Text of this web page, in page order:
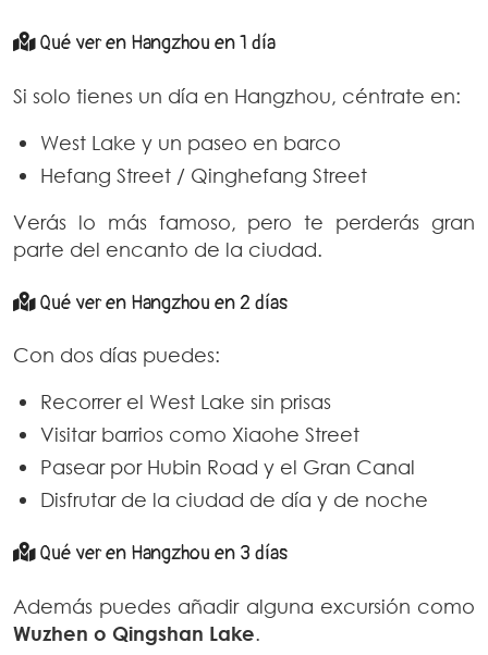
Qué ver en Hangzhou en 1 día
Si solo tienes un día en Hangzhou, céntrate en:
West Lake y un paseo en barco
Hefang Street / Qinghefang Street
Verás lo más famoso, pero te perderás gran
parte del encanto de la ciudad.
Qué ver en Hangzhou en 2 días
Con dos días puedes:
Recorrer el West Lake sin prisas
Visitar barrios como Xiaohe Street
Pasear por Hubin Road y el Gran Canal
Disfrutar de la ciudad de día y de noche
Qué ver en Hangzhou en 3 días
Además puedes añadir alguna excursión como
Wuzhen o Qingshan Lake.